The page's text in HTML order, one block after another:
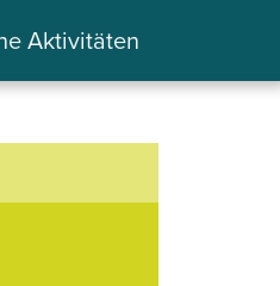
Aktivitäten